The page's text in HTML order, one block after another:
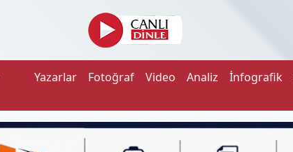
Yazarlar Fotoğraf Video Analiz İnfografik